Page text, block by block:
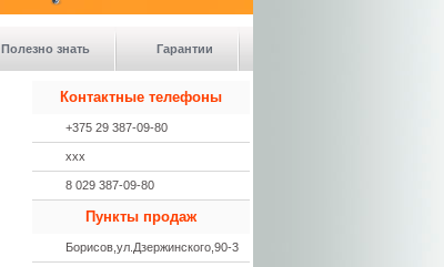
Полезно знать Гарантии
Контактные телефоны
+375 29 387-09-80
ххх
8 029 387-09-80
Пункты продаж
Борисов,ул.Дзержинского,90-3